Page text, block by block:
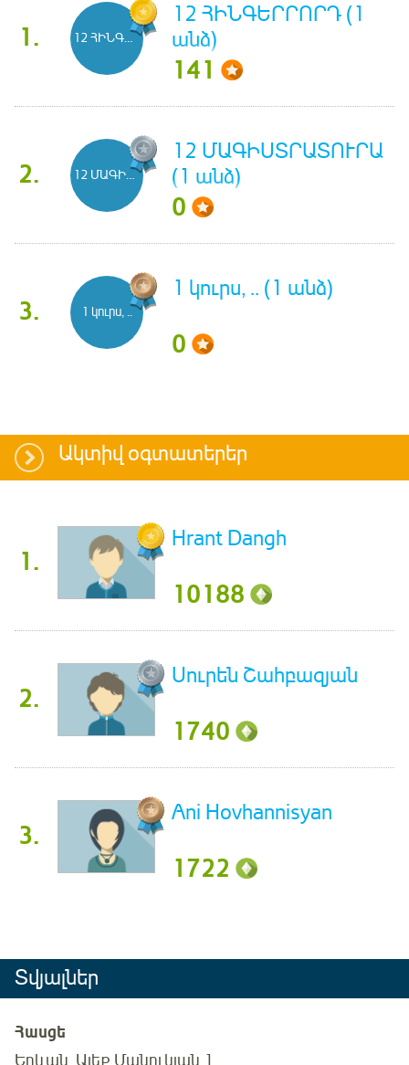
1. 12 ՀԻՆԳԵՐՐՈՐԴ
12 ՀԻՆԳԵՐՐՈՐԴ (1
անձ)
141
2. 12 ՄԱԳԻՍՏՐԱՏՈՒՐԱ
12 ՄԱԳԻՍՏՐԱՏՈՒՐԱ
(1 անձ)
0
3. 1 կուրս, ..
1 կուրս, .. (1 անձ)
0
Ակտիվ օգտատերեր
1.
Hrant Dangh
10188
2.
Սուրեն Շահբազյան
1740
3.
Ani Hovhannisyan
1722
Տվյալներ
Հասցե
Երևան, Ալեք Մանուկյան 1